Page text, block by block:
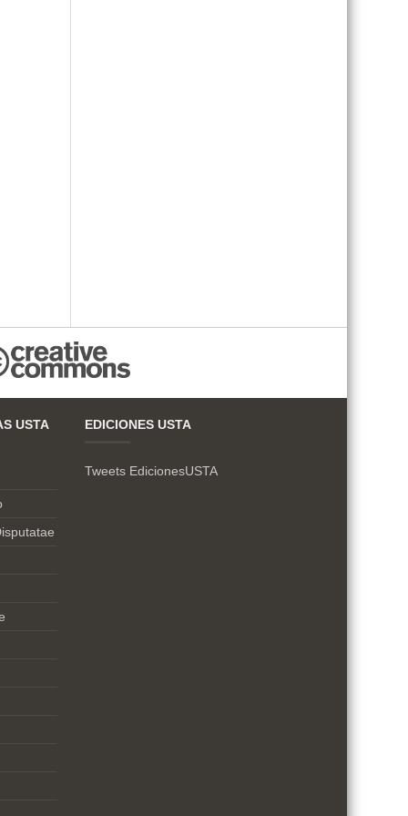
USTA EDICIONES USTA
Tweets EdicionesUSTA